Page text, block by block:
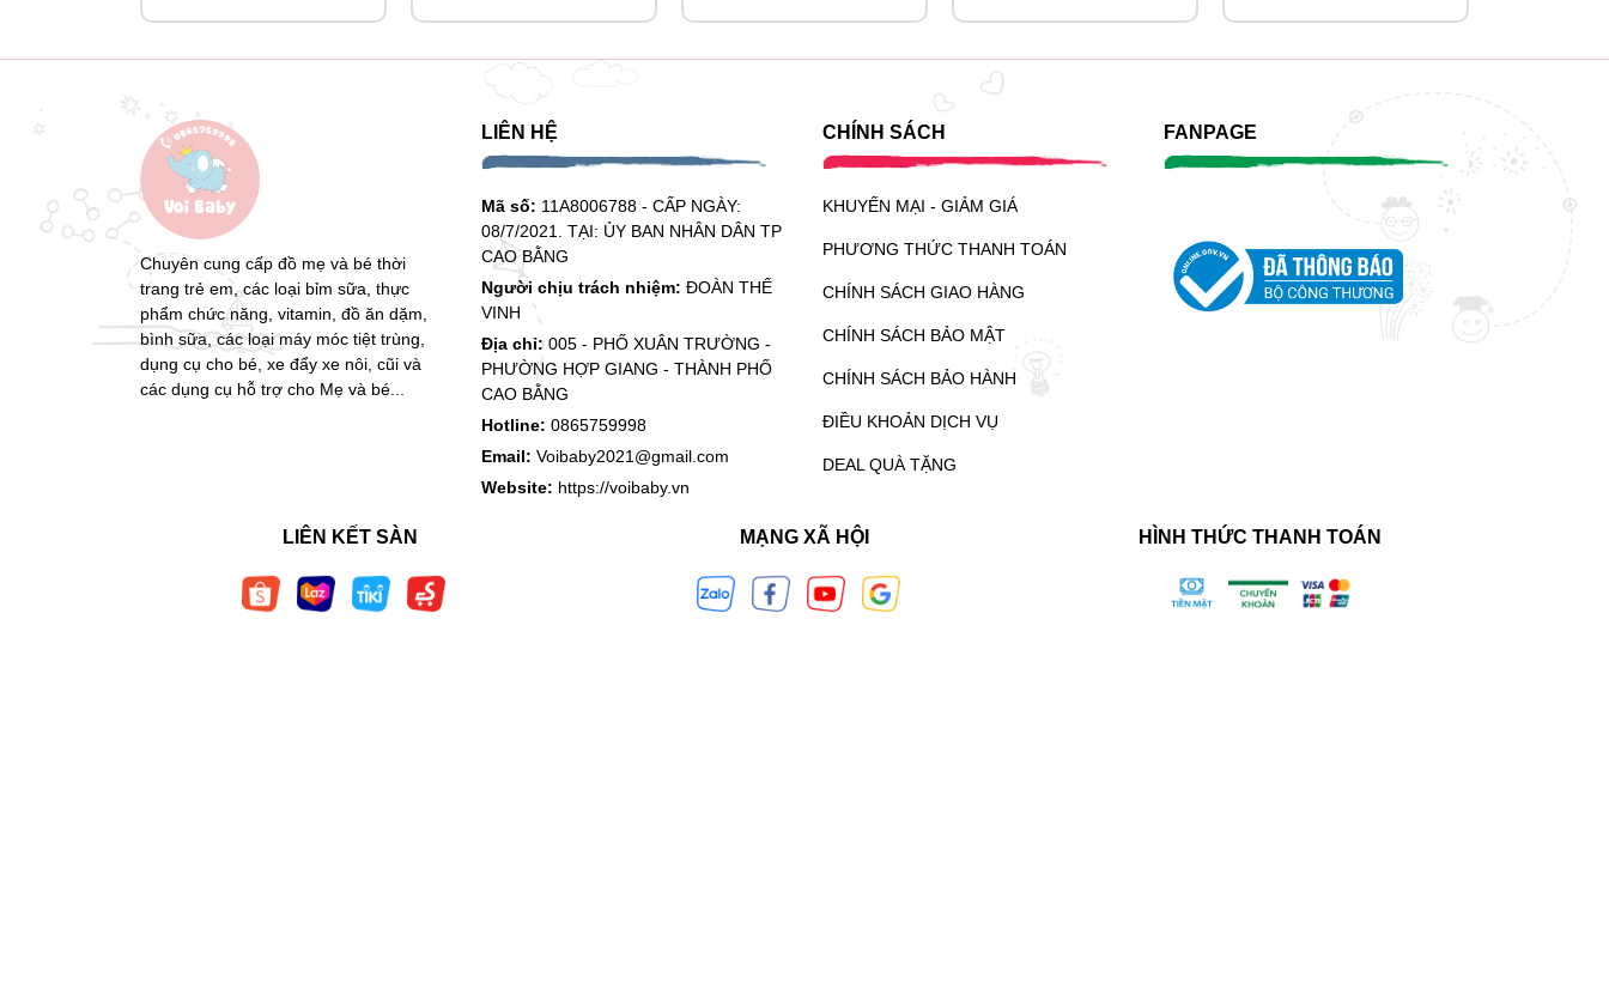
Chuyên cung cấp đồ mẹ và bé thời
trang trẻ em, các loại bỉm sữa, thực
phẩm chức năng, vitamin, đồ ăn dặm,
bình sữa, các loại máy móc tiệt trùng,
dụng cụ cho bé, xe đẩy xe nôi, cũi và
các dụng cụ hỗ trợ cho Mẹ và bé...
LIÊN HỆ
Mã số: 11A8006788 - CẤP NGÀY:
08/7/2021. TẠI: ỦY BAN NHÂN DÂN TP
CAO BẰNG
Người chịu trách nhiệm: ĐOÀN THẾ
VINH
Địa chỉ: 005 - PHỐ XUÂN TRƯỜNG -
PHƯỜNG HỢP GIANG - THÀNH PHỐ
CAO BẰNG
Hotline: 0865759998
Email: Voibaby2021@gmail.com
Website: https://voibaby.vn
CHÍNH SÁCH
KHUYẾN MẠI - GIẢM GIÁ
PHƯƠNG THỨC THANH TOÁN
CHÍNH SÁCH GIAO HÀNG
CHÍNH SÁCH BẢO MẬT
CHÍNH SÁCH BẢO HÀNH
ĐIỀU KHOẢN DỊCH VỤ
DEAL QUÀ TẶNG
FANPAGE
LIÊN KẾT SÀN MẠNG XÃ HỘI HÌNH THỨC THANH TOÁN